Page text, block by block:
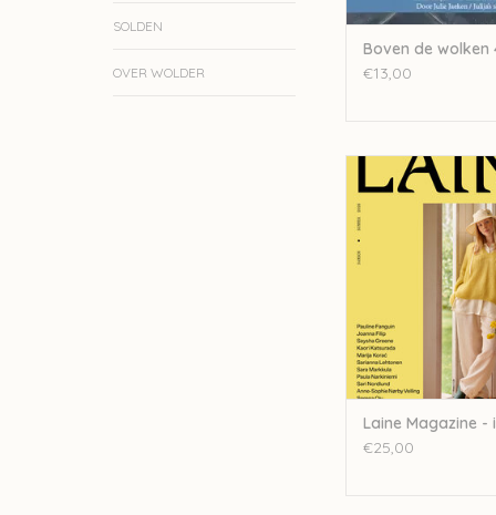
SOLDEN
OVER WOLDER
Boven de wolken
€13,00
Laine Laine
TOEVOEGEN AAN
Laine Magazine -
€25,00